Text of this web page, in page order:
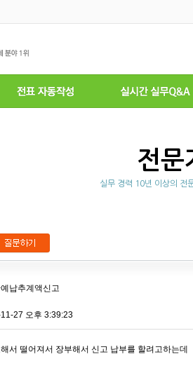
전
실무 경력 10년 이상의 전
납추계액신고
27 오후 3:39:23
서 떨어져서 장부해서 신고 납부를 할려고하는데